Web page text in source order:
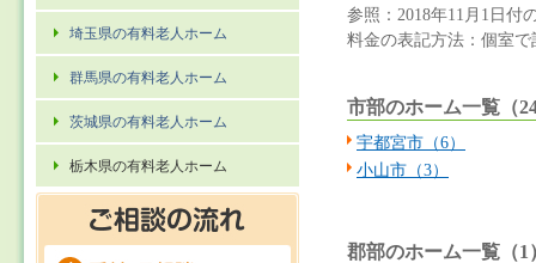
参照：2018年11月1日付
料金の表記方法：個室
市部のホーム一覧（
宇都宮市（6）
小山市（3）
郡部のホーム一覧（1
埼玉県の有料老人ホーム
群馬県の有料老人ホーム
茨城県の有料老人ホーム
栃木県の有料老人ホーム